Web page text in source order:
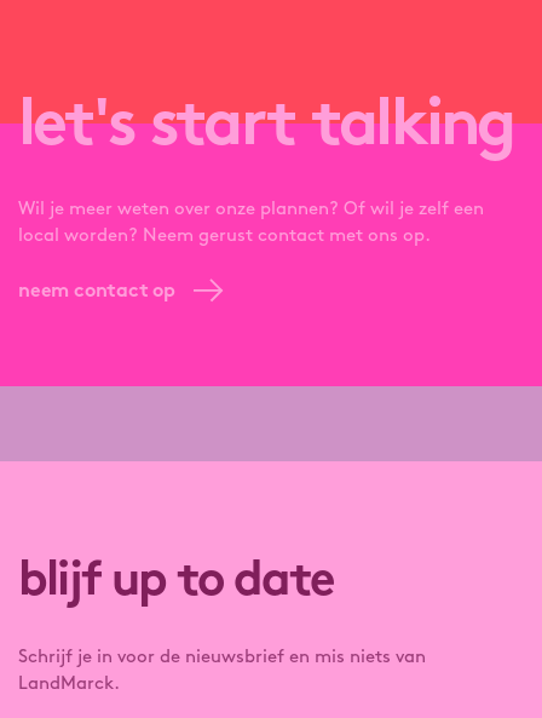
let's start talking
Wil je meer weten over onze plannen? Of wil je zelf een
local worden? Neem gerust contact met ons op.
neem contact op
blijf up to date
Schrijf je in voor de nieuwsbrief en mis niets van
LandMarck.